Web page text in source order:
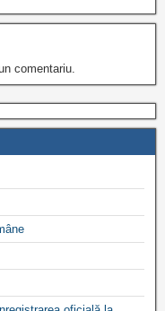
comentariu.